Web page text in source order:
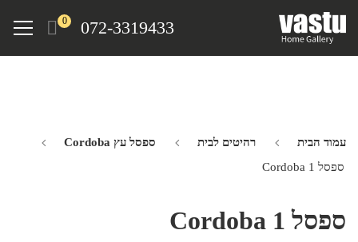
072-3319433
0
Menu
עמוד הבית רהיטים לבית
ספסל עץ Cordoba
ספסל Cordoba 1
ספסל Cordoba 1